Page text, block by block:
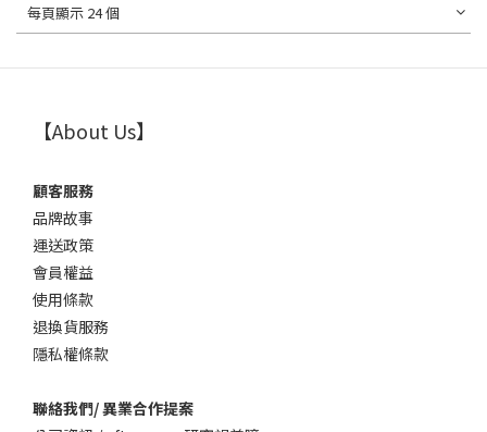
每頁顯示 24 個
【About Us】
顧客服務
品牌故事
運送政策
會員權益
使用條款
退換貨服務
隱私權條款
聯絡我們/ 異業合作提案